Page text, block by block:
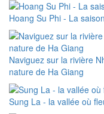
Hoang Su Phi - La
Naviguez sur la rivière
nature de Ha Giang
Sung La - la vallée où